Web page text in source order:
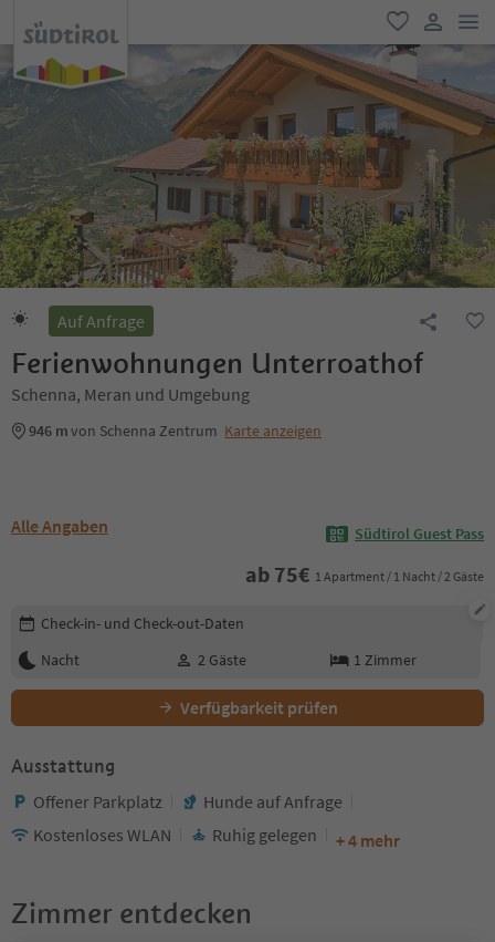
favorit
user link
Auf Anfrage
Ferienwohnungen Unterroathof
Schenna, Meran und Umgebung
946 mvon Schenna Zentrum Karte anzeigen
Alle Angaben Südtirol Guest Pass
ab 75€ 1 Apartment / 1 Nacht / 2 Gäste
Buchungsdetails bearbeiten
Check-in- und Check-out-Daten
Nacht
2 Gäste 1 Zimmer
Verfügbarkeit prüfen
Ausstattung
Offener Parkplatz
Hunde auf Anfrage
Kostenloses WLAN
Ruhig gelegen + 4 mehr
Zimmer entdecken